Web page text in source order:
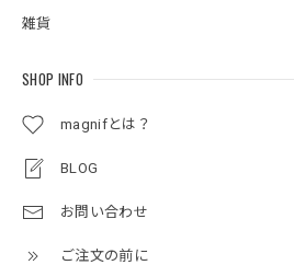
雑貨
SHOP INFO
magnifとは？
BLOG
お問い合わせ
ご注文の前に